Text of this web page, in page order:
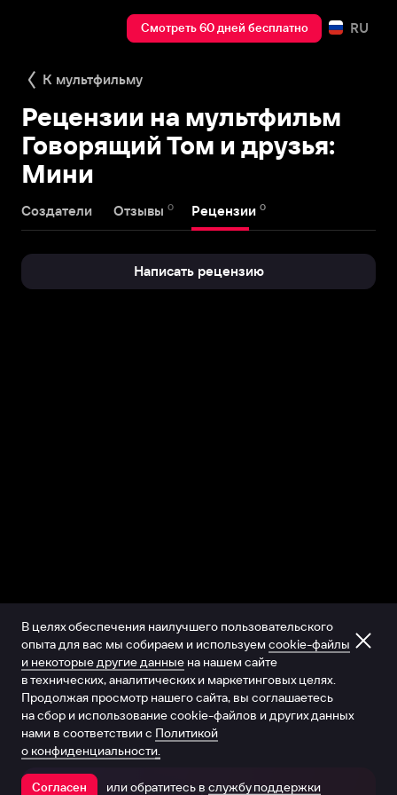
Смотреть 60 дней бесплатно RU
К мультфильму
Рецензии на мультфильм
Говорящий Том и друзья:
Мини
Создатели Отзывы 0 Рецензии 0
Написать рецензию
Открыть в приложении
В целях обеспечения наилучшего пользовательского
опыта для вас мы собираем и используем cookie-файлы
и некоторые другие данные на нашем сайте
в технических, аналитических и маркетинговых целях.
Продолжая просмотр нашего сайта, вы соглашаетесь
на сбор и использование cookie-файлов и других данных
нами в соответствии с Политикой
о конфиденциальности.
Согласен или обратитесь в службу поддержки